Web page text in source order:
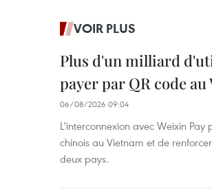
VOIR PLUS
Plus d'un milliard
payer par QR code
06/08/2026 09:04
L'interconnexion avec Weixin
chinois au Vietnam et de
deux pays.